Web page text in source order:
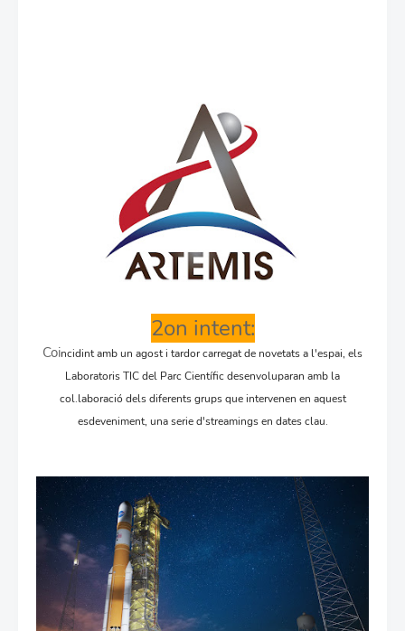
2on intent:
Coincidint amb un agost i tardor carregat de novetats a l'espai, els
Laboratoris TIC del Parc Científic desenvoluparan amb la
col.laboració dels diferents grups que intervenen en aquest
esdeveniment, una serie d'streamings en dates clau.